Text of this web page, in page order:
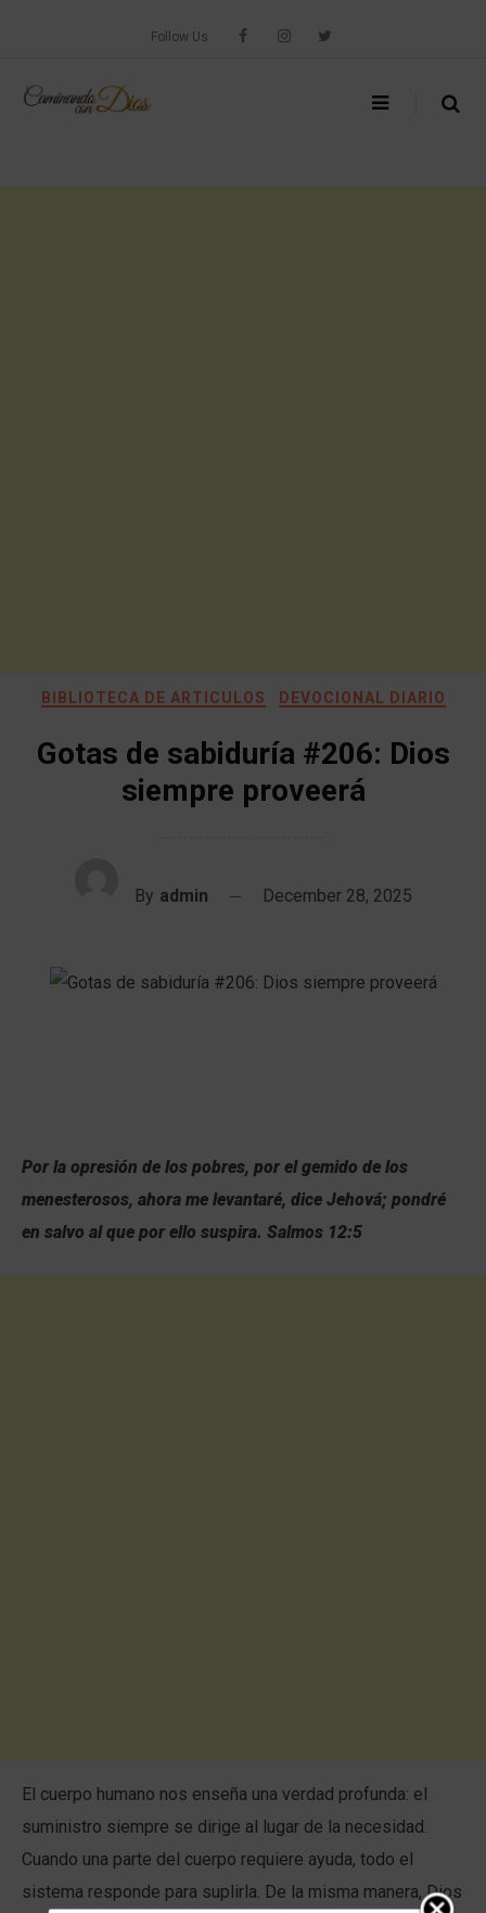
Follow Us
BIBLIOTECA DE ARTICULOS DEVOCIONAL DIARIO
Gotas de sabiduría #206: Dios
siempre proveerá
By admin December 28, 2025
Por la opresión de los pobres, por el gemido de los
menesterosos, ahora me levantaré, dice Jehová; pondré
en salvo al que por ello suspira. Salmos 12:5
El cuerpo humano nos enseña una verdad profunda: el
suministro siempre se dirige al lugar de la necesidad.
Cuando una parte del cuerpo requiere ayuda, todo el
sistema responde para suplirla. De la misma manera, Dios